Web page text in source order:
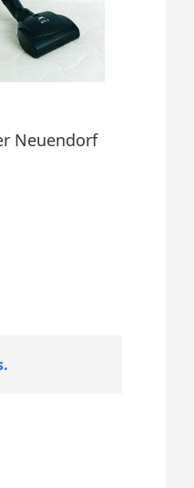
Neuendorf